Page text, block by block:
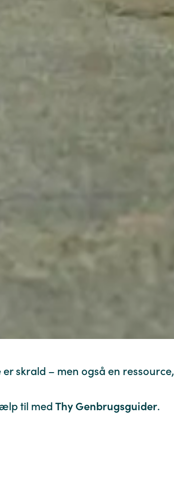
skrald – men også en ressource,
til medThy Genbrugsguider.